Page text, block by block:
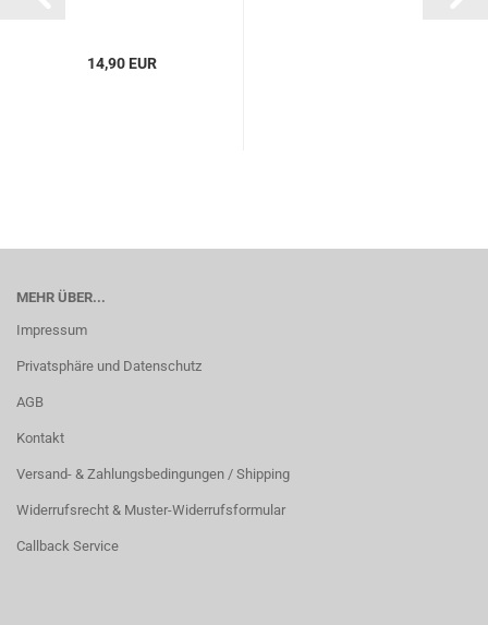
14,90 EUR
MEHR ÜBER...
Impressum
Privatsphäre und Datenschutz
AGB
Kontakt
Versand- & Zahlungsbedingungen / Shipping
Widerrufsrecht & Muster-Widerrufsformular
Callback Service